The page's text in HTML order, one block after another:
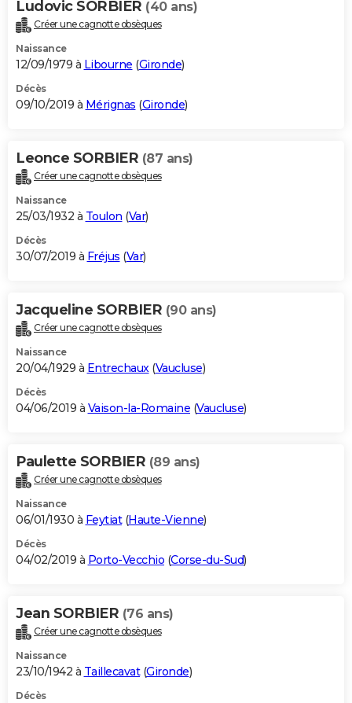
Ludovic SORBIER (40 ans)
Créer une cagnotte obsèques
Naissance
12/09/1979 à Libourne (Gironde)
Décès
09/10/2019 à Mérignas (Gironde)
Leonce SORBIER (87 ans)
Créer une cagnotte obsèques
Naissance
25/03/1932 à Toulon (Var)
Décès
30/07/2019 à Fréjus (Var)
Jacqueline SORBIER (90 ans)
Créer une cagnotte obsèques
Naissance
20/04/1929 à Entrechaux(Vaucluse)
Décès
04/06/2019 à Vaison-la-Romaine (Vaucluse)
Paulette SORBIER (89 ans)
Créer une cagnotte obsèques
Naissance
06/01/1930 à Feytiat(Haute-Vienne)
Décès
04/02/2019 à Porto-Vecchio (Corse-du-Sud)
Jean SORBIER (76 ans)
Créer une cagnotte obsèques
Naissance
23/10/1942 à Taillecavat(Gironde)
Décès